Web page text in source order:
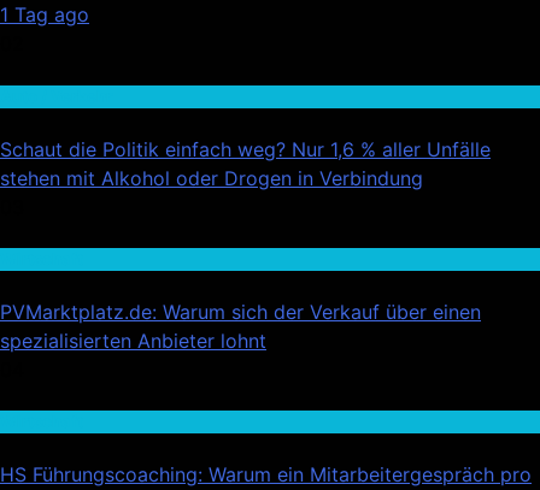
1 Tag ago
Schaut die Politik einfach weg? Nur 1,6 % aller Unfälle
stehen mit Alkohol oder Drogen in Verbindung
PVMarktplatz.de: Warum sich der Verkauf über einen
spezialisierten Anbieter lohnt
HS Führungscoaching: Warum ein Mitarbeitergespräch pro